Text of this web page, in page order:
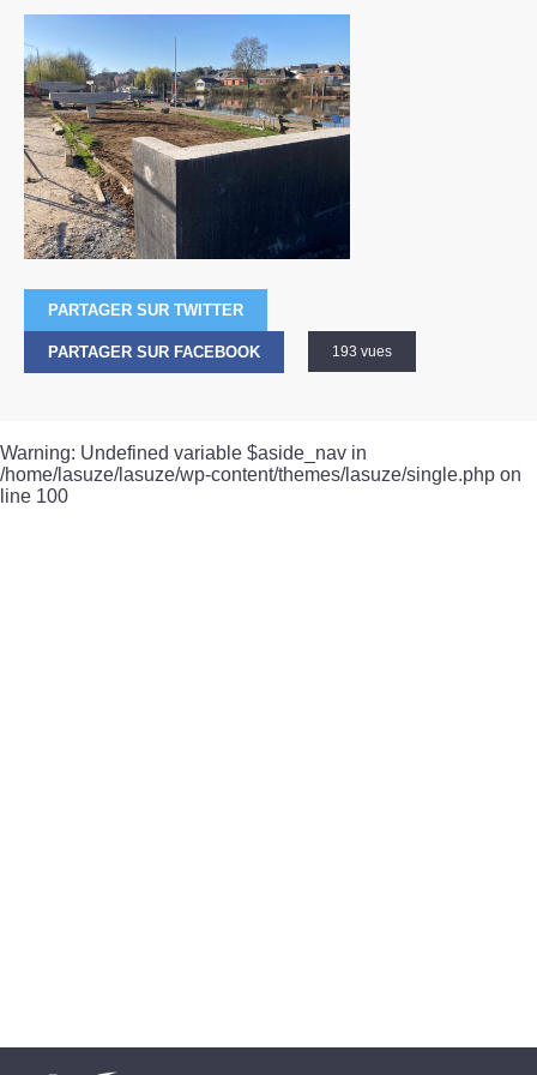
PARTAGER SUR TWITTER
PARTAGER SUR FACEBOOK 193 vues
Warning: Undefined variable $aside_nav in
/home/lasuze/lasuze/wp-content/themes/lasuze/single.php on
line 100